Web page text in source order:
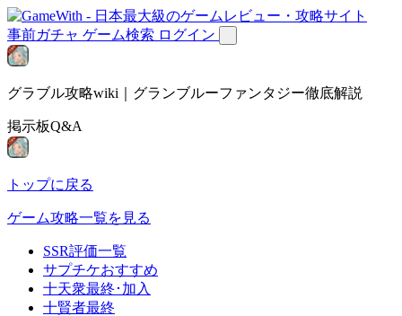
事前ガチャ ゲーム検索 ログイン
グラブル攻略wiki｜グランブルーファンタジー徹底解説
掲示板Q&A
トップに戻る
ゲーム攻略一覧を見る
SSR評価一覧
サプチケおすすめ
十天衆最終･加入
十賢者最終